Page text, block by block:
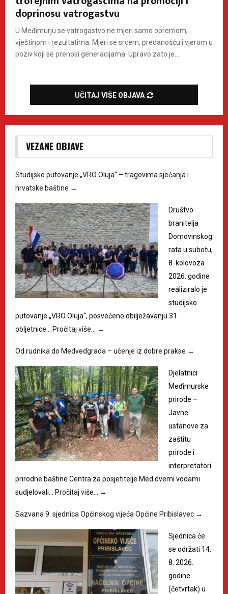
doprinosu vatrogastvu
U Međimurju se vatrogastvo ne mjeri samo opremom,
vještinom i rezultatima. Mjeri se srcem, predanošću i vjerom u
poziv koji se prenosi generacijama. Upravo zato je...
UČITAJ VIŠE OBJAVA
VEZANE OBJAVE
Studijsko putovanje „VRO Oluja“ – tragovima sjećanja i
hrvatske baštine →
Društvo
branitelja
Domovinskog
rata u subotu,
8. kolovoza
2026. godine
realiziralo je
studijsko
putovanje „VRO Oluja“, posvećeno obilježavanju 31.
obljetnice… Pročitaj više… →
Od rudnika do Medvedgrada – učenje iz dobre prakse →
Djelatnici
Međimurske
prirode –
Javne
ustanove za
zaštitu
prirode i
interpretatori
prirodne baštine Centra za posjetitelje Med dvemi vodami
sudjelovali… Pročitaj više… →
Sazvana 9. sjednica Općinskog vijeća Općine Pribislavec →
Sjednica će
se održati 14.
8. 2026.
godine
(četvrtak) u